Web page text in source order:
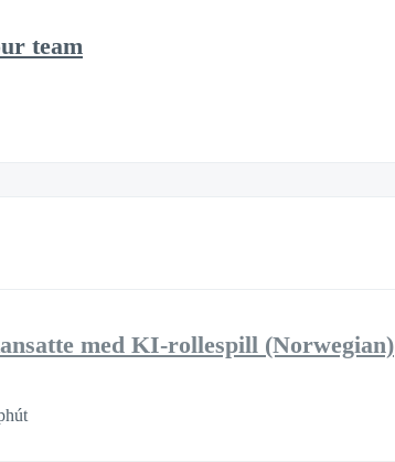
team
med KI-rollespill (Norwegian)